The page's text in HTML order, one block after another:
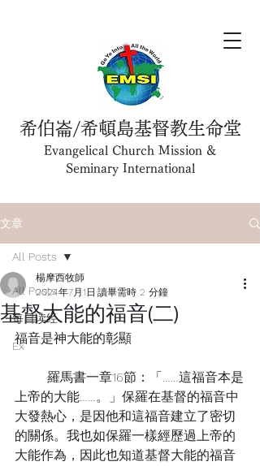
希伯崙/希頓島基督教生命堂
Evangelical Church Mission &
Seminary International
文章
All Posts
每日读经
Ex
All Posts
基督大能的福音(二)
楊摩西牧師
2024年7月1日 讀畢需時 2 分鐘
福音是神大能的彰顯
上帝的大能……。」保羅在基督的福音中
大發熱心，是因他和這福音建立了密切
的關係。我也如保羅一樣經歷過上帝的
大能作為，因此也知道基督大能的福音